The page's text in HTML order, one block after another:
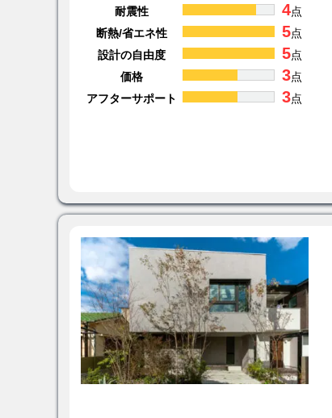
耐震性 4点
断熱/省エネ性
5点
設計の自由度
5点
価格
3点
アフターサポート
3点